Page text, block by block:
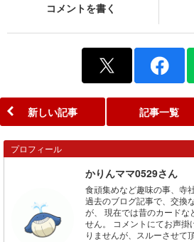
コメントを書く
新しい記事 記事一覧
プロフィール
かりんママ0529さん
食頑集めなど趣味の事、寺
過去のブログ記事で、交換
が、 現在では昔のカードな
せん。 コメントにてお声掛
りませんが、スルーさせて